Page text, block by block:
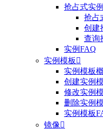
抢占式实例
抢占
创建
查询
实例FAQ
实例模板 
实例模板
创建实例
修改实例
删除实例
实例模板
镜像